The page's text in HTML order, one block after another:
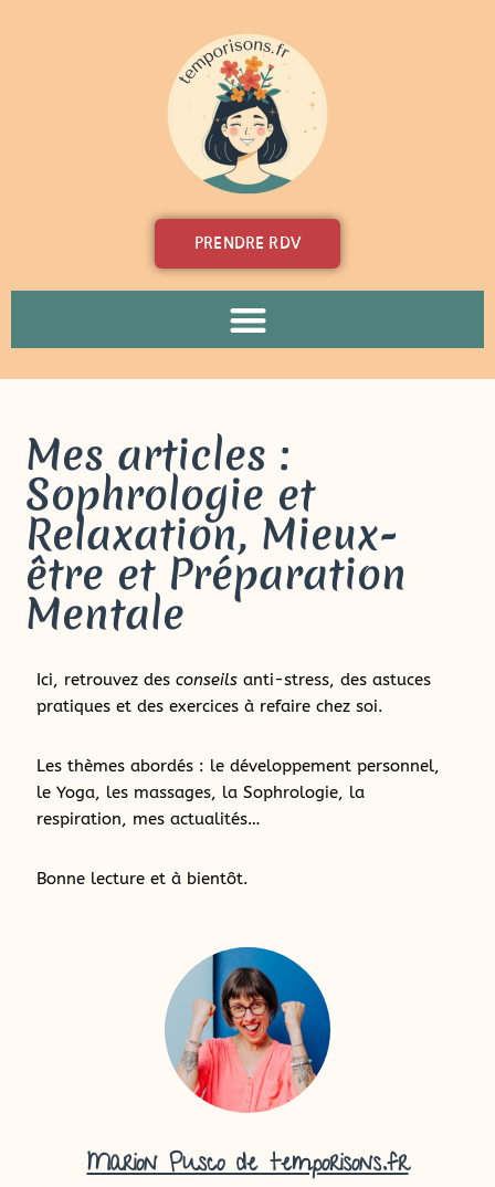
PRENDRE RDV
Mes articles :
Sophrologie et
Relaxation, Mieux-
être et Préparation
Mentale
Ici, retrouvez desconseils anti-stress, des astuces
pratiques et des exercices à refaire chez soi.
Les thèmes abordés : le développement personnel,
le Yoga, les massages, la Sophrologie, la
respiration, mes actualités…
Bonne lecture et à bientôt.
Marion Pusco de temporisons.fr